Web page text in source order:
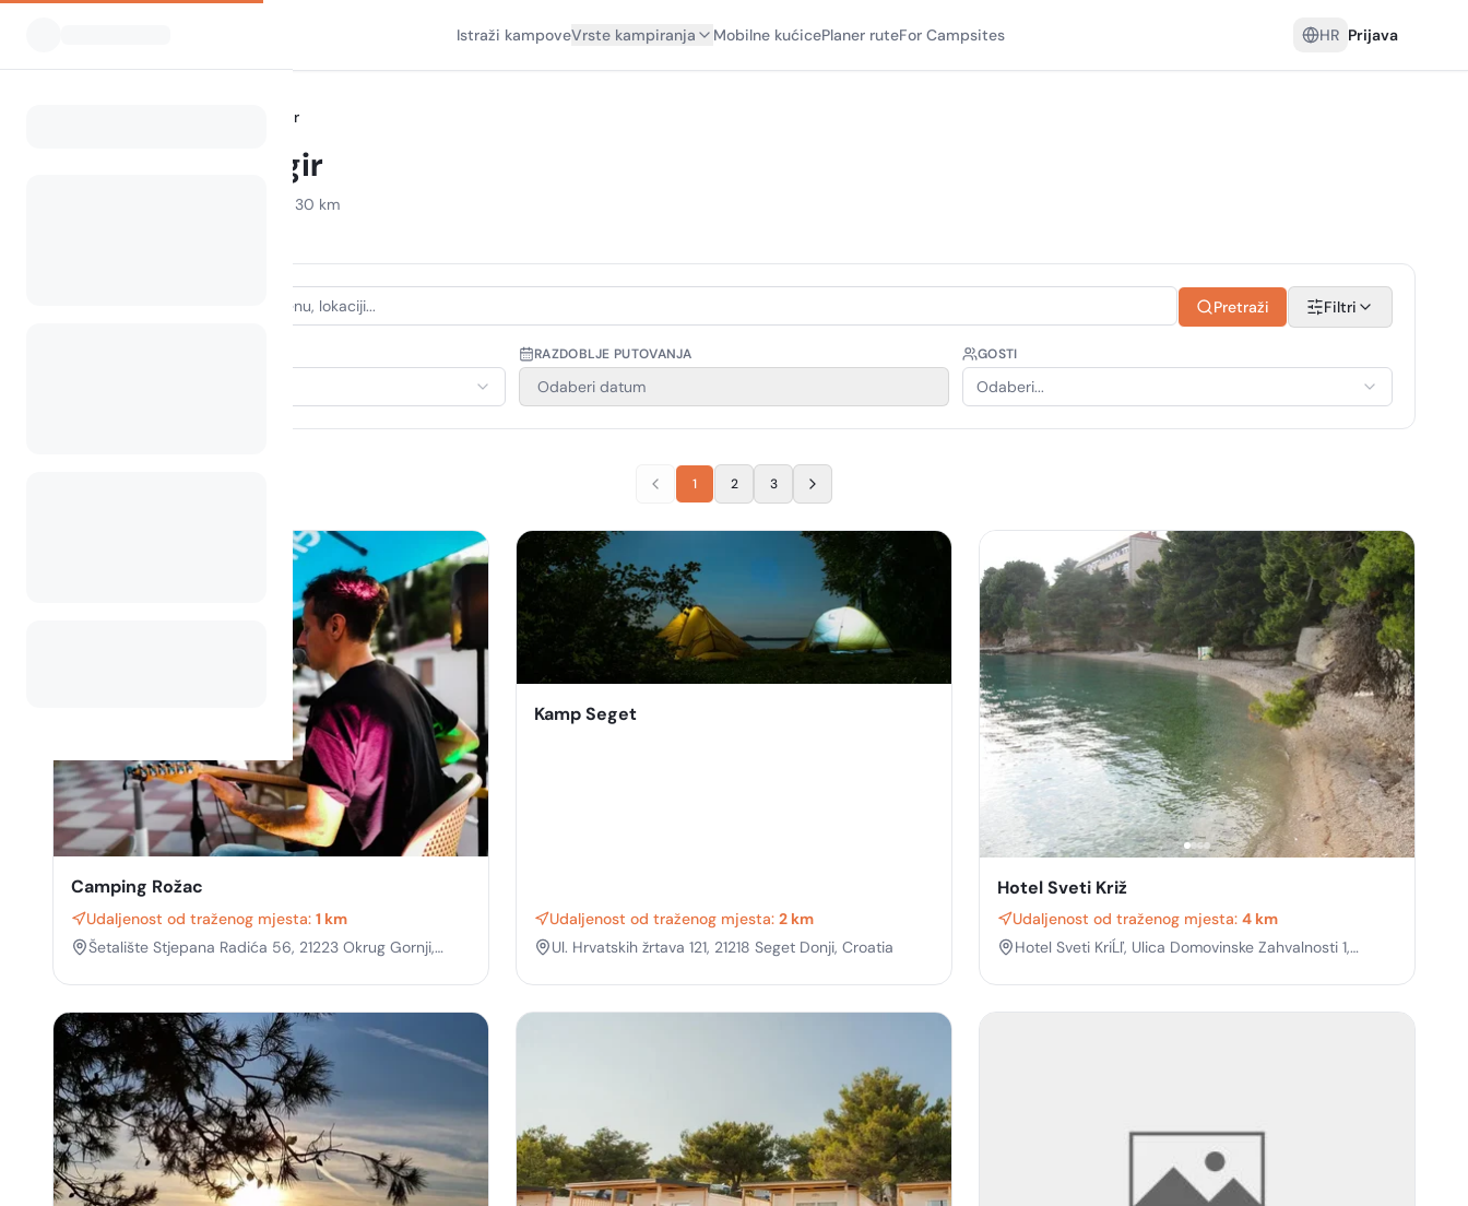
Istraži kampoveVrste kampiranja Mobilne kućicePlaner ruteFor Campsites HR Prijava
Trogir
Camping Trogir
Prikazani kampovi u radijusu od 30 km
Pretraži Filtri
RAZDOBLJE PUTOVANJA
Odaberi datum
GOSTI
Odaberi...
1 2 3
Camping Rožac
Udaljenost od traženog mjesta: 1 km
Šetalište Stjepana Radića 56, 21223 Okrug Gornji,
Kamp Seget
Udaljenost od traženog mjesta: 2 km
Ul. Hrvatskih žrtava 121, 21218 Seget Donji, Croatia
Hotel Sveti Križ
Udaljenost od traženog mjesta: 4 km
Hotel Sveti KriĹľ, Ulica Domovinske Zahvalnosti 1,